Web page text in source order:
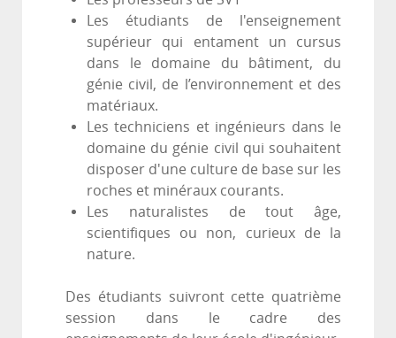
Les étudiants de l'enseignement
supérieur qui entament un cursus
dans le domaine du bâtiment, du
génie civil, de l’environnement et des
matériaux.
Les techniciens et ingénieurs dans le
domaine du génie civil qui souhaitent
disposer d'une culture de base sur les
roches et minéraux courants.
Les naturalistes de tout âge,
scientifiques ou non, curieux de la
nature.
Des étudiants suivront cette quatrième
session dans le cadre des